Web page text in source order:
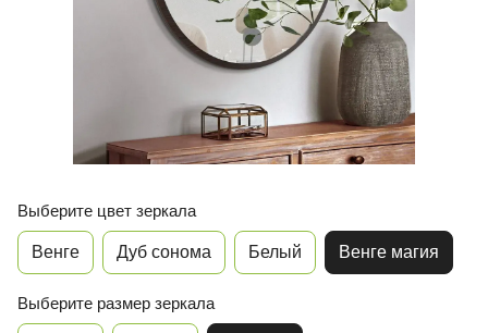
Выберите цвет зеркала
Венге Дуб сонома Белый Венге магия
Выберите размер зеркала